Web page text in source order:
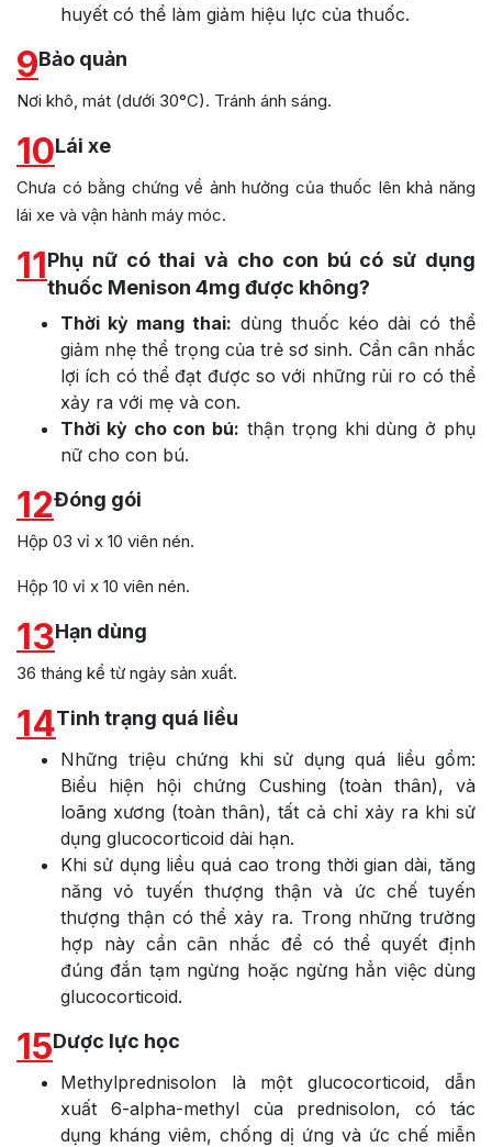
huyết có thể làm giảm hiệu lực của thuốc.
9Bảo quản
Nơi khô, mát (dưới 30°C). Tránh ánh sáng.
10Lái xe
Chưa có bằng chứng về ảnh hưởng của thuốc lên khả năng
lái xe và vận hành máy móc.
11Phụ nữ có thai và cho con bú có sử dụng
thuốc Menison 4mg được không?
Thời kỳ mang thai: dùng thuốc kéo dài có thể
giảm nhẹ thể trọng của trẻ sơ sinh. Cần cân nhắc
lợi ích có thể đạt được so với những rủi ro có thể
xảy ra với mẹ và con.
Thời kỳ cho con bú: thận trọng khi dùng ở phụ
nữ cho con bú.
12Đóng gói
Hộp 03 vỉ x 10 viên nén.
Hộp 10 vỉ x 10 viên nén.
13Hạn dùng
36 tháng kể từ ngày sản xuất.
14Tinh trạng quá liều
Những triệu chứng khi sử dụng quá liều gồm:
Biểu hiện hội chứng Cushing (toàn thân), và
loãng xương (toàn thân), tất cả chỉ xảy ra khi sử
dụng glucocorticoid dài hạn.
Khi sử dụng liều quá cao trong thời gian dài, tăng
năng vỏ tuyến thượng thận và ức chế tuyến
thượng thận có thể xảy ra. Trong những trường
hợp này cần cân nhắc để có thể quyết định
đúng đắn tạm ngừng hoặc ngừng hẳn việc dùng
glucocorticoid.
15Dược lực học
Methylprednisolon là một glucocorticoid, dẫn
xuất 6-alpha-methyl của prednisolon, có tác
dụng kháng viêm, chống dị ứng và ức chế miễn